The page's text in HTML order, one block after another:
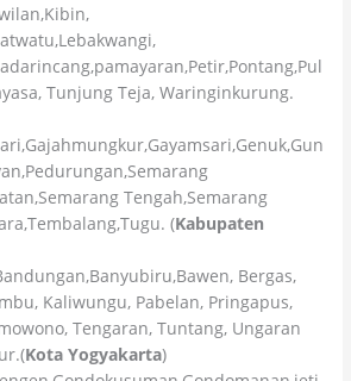
Tunjung Teja, Waringinkurung.
Tengah,Semarang
(Kabupaten
Bergas,
Kaliwungu, Pabelan, Pringapus,
Tengaran, Tuntang, Ungaran
Kota Yogyakarta)